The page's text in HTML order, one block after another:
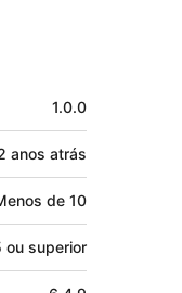
1.0.0
anos atrás
de 10
ou superior